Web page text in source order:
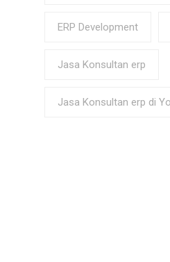
ERP Development
Jasa Konsultan erp
Jasa Konsultan erp di